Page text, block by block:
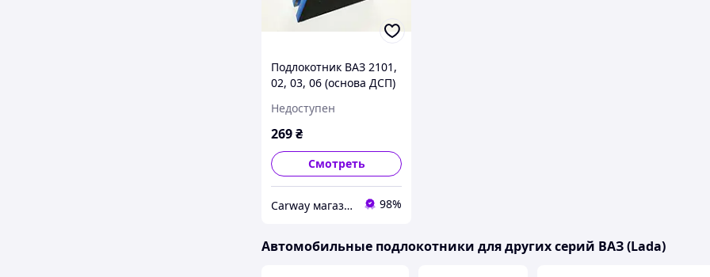
Подлокотник ВАЗ 2101,
02, 03, 06 (основа ДСП)
Недоступен
269₴
Смотреть
Сarway магазин автозапчастей 98%
Автомобильные подлокотники для других серий ВАЗ (Lada)